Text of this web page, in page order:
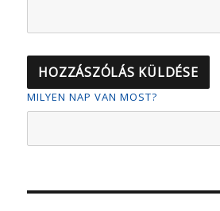
MILYEN NAP VAN MOST?